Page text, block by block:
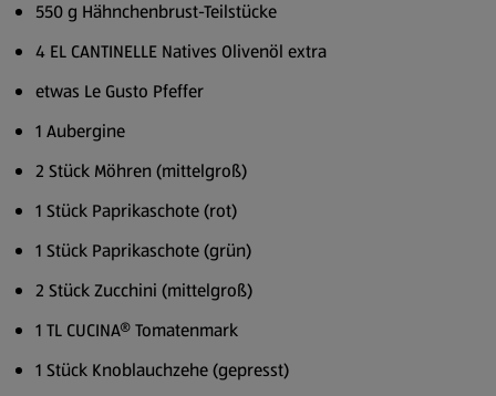
550 g Hähnchenbrust-Teilstücke
4 EL CANTINELLE Natives Olivenöl extra
etwas Le Gusto Pfeffer
1 Aubergine
2 Stück Möhren (mittelgroß)
1 Stück Paprikaschote (rot)
1 Stück Paprikaschote (grün)
2 Stück Zucchini (mittelgroß)
1 TL CUCINA® Tomatenmark
1 Stück Knoblauchzehe (gepresst)